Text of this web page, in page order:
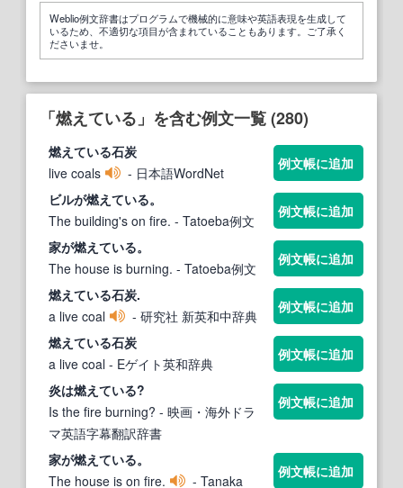
Weblio例文辞書はプログラムで機械的に意味や英語表現を生成して
いるため、不適切な項目が含まれていることもあります。ご了承く
ださいませ。
「燃えている」を含む例文一覧 (280)
燃えている石炭
live coals
- 日本語WordNet
例文帳に追加
ビルが燃えている。
The building's on fire. - Tatoeba例文
例文帳に追加
家が燃えている。
The house is burning. - Tatoeba例文
例文帳に追加
燃えている石炭.
a live coal
- 研究社 新英和中辞典
例文帳に追加
燃えている石炭
a live coal - Eゲイト英和辞典
例文帳に追加
炎は燃えている?
Is the fire burning? - 映画・海外ドラ
マ英語字幕翻訳辞書
例文帳に追加
家が燃えている。
The house is on fire.
- Tanaka
例文帳に追加